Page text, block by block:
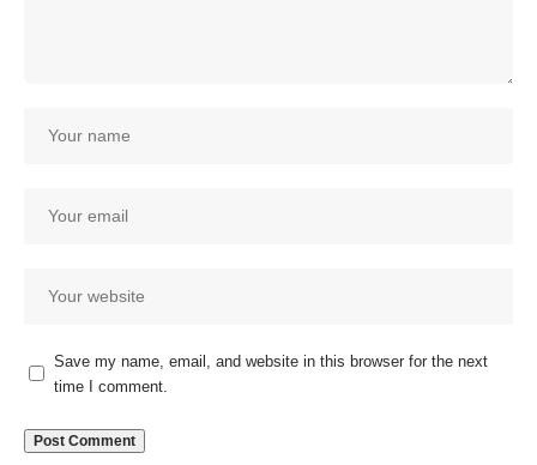
Save my name, email, and website in this browser for the next
time I comment.